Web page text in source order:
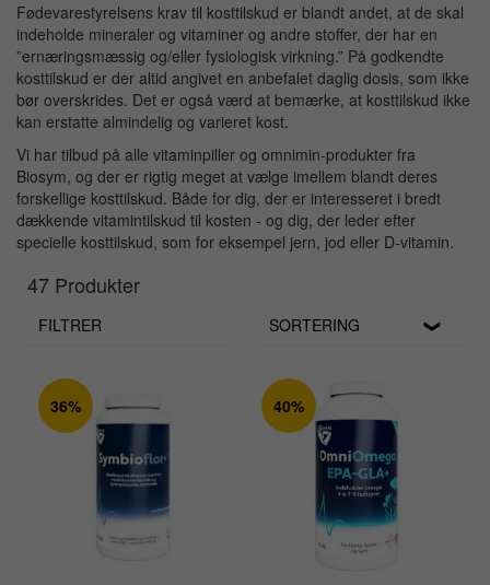
Fødevarestyrelsens krav til kosttilskud er blandt andet, at de skal
indeholde mineraler og vitaminer og andre stoffer, der har en
”ernæringsmæssig og/eller fysiologisk virkning.” På godkendte
kosttilskud er der altid angivet en anbefalet daglig dosis, som ikke
bør overskrides. Det er også værd at bemærke, at kosttilskud ikke
kan erstatte almindelig og varieret kost.
Vi har tilbud på alle vitaminpiller og omnimin-produkter fra
Biosym, og der er rigtig meget at vælge imellem blandt deres
forskellige kosttilskud. Både for dig, der er interesseret i bredt
dækkende vitamintilskud til kosten - og dig, der leder efter
specielle kosttilskud, som for eksempel jern, jod eller D-vitamin.
47 Produkter
FILTRER SORTERING
36% 40%